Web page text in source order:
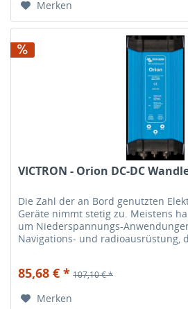
Merken
VICTRON - Orion DC-DC
Die Zahl der an Bord genutzten
Geräte nimmt stetig zu. Meistens
um Niederspannungs-
Navigations- und radioausrüstung,
85,68 € * 107,10 € *
Merken